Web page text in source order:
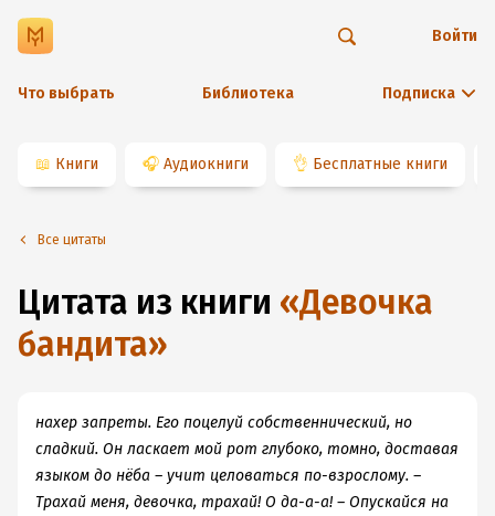
Что выбрать Библиотека Подписка
Войти
📖 Книги 🎧 Аудиокниги 👌 Бесплатные книги
Все цитаты
Цитата из книги «Девочка
бандита»
нахер запреты. Его поцелуй собственнический, но
сладкий. Он ласкает мой рот глубоко, томно, доставая
языком до нёба – учит целоваться по-взрослому. –
Трахай меня, девочка, трахай! О да-а-а! – Опускайся на